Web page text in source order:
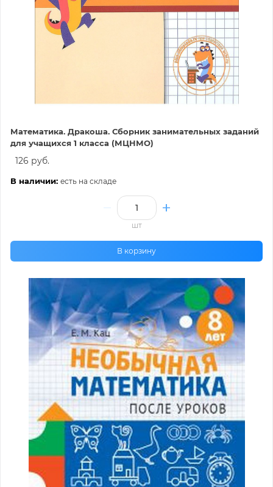
Математика. Дракоша. Сборник занимательных заданий
для учащихся 1 класса (МЦНМО)
126 руб.
В наличии: есть на складе
шт
В корзину